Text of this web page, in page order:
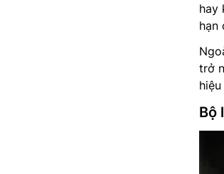
hay
hạn
trở
Bộ